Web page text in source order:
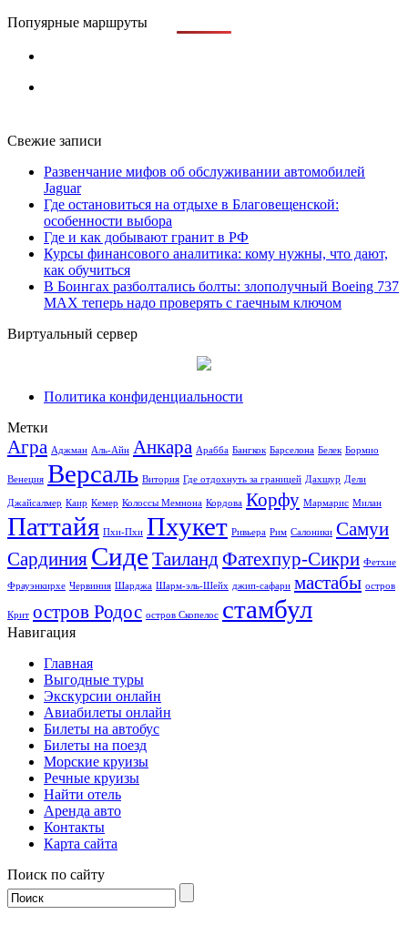
Попуярные маршруты
Свежие записи
Развенчание мифов об обслуживании автомобилей
Jaguar
Где остановиться на отдыхе в Благовещенской:
особенности выбора
Где и как добывают гранит в РФ
Курсы финансового аналитика: кому нужны, что дают,
как обучиться
В Боингах разболтались болты: злополучный Boeing 737
MAX теперь надо проверять с гаечным ключом
Виртуальный сервер
Политика конфиденциальности
Метки
Агра Аджман Аль-Айн Анкара Арабба Бангкок Барселона Белек Бормио
Венеция Версаль Витория Где отдохнуть за границей Дахшур Дели
Джайсалмер Каир Кемер Колоссы Мемнона Кордова Корфу Мармарис Милан
Паттайя Пхи-Пхи Пхукет Ривьера Рим Салоники Самуи
Сардиния Сиде ТаиландФатехпур-Сикри Фетхие
Фрауэнкирхе Червиния Шарджа Шарм-эль-Шейх джип-сафари мастабы остров
Крит остров Родос остров Скопелос стамбул
Навигация
Главная
Выгодные туры
Экскурсии онлайн
Авиабилеты онлайн
Билеты на автобус
Билеты на поезд
Морские круизы
Речные круизы
Найти отель
Аренда авто
Контакты
Карта сайта
Поиск по сайту